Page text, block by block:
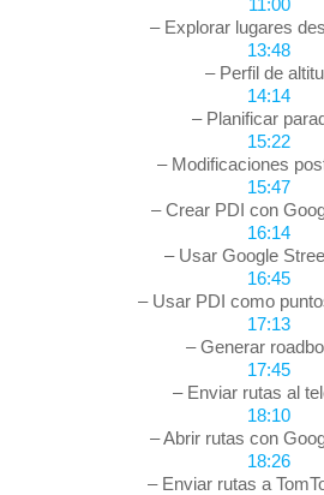
– Explorar lugares
13:48
– Perfil de
14:14
– Planificar
15:22
– Modificaciones
15:47
– Crear PDI con
16:14
– Usar Google
16:45
– Usar PDI como
17:13
– Generar
17:45
– Enviar rutas al
18:10
– Abrir rutas con
18:26
– Enviar rutas a